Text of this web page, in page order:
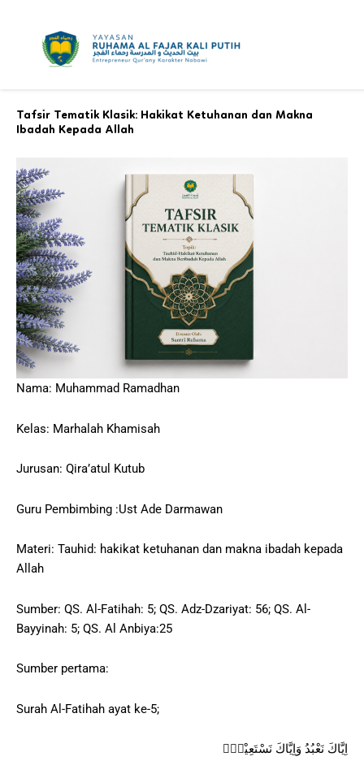
Tafsir Tematik Klasik: Hakikat Ketuhanan dan Makna
Ibadah Kepada Allah
Nama: Muhammad Ramadhan
Kelas: Marhalah Khamisah
Jurusan: Qira’atul Kutub
Guru Pembimbing :Ust Ade Darmawan
Materi: Tauhid: hakikat ketuhanan dan makna ibadah kepada
Allah
Sumber: QS. Al-Fatihah: 5; QS. Adz-Dzariyat: 56; QS. Al-
Bayyinah: 5; QS. Al Anbiya:25
Sumber pertama:
Surah Al-Fatihah ayat ke-5;
اِيَّاكَ نَعْبُدُ وَاِيَّاكَ نَسْتَعِيْنُۗ